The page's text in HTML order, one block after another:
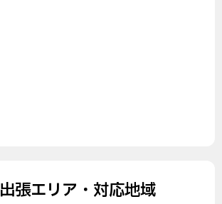
出張エリア・対応地域